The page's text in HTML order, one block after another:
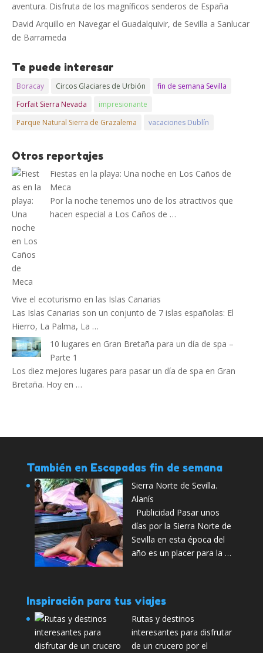
aventura. Disfruta de los magníficos senderos de España
David Arquillo en Navegar el Guadalquivir, de Sevilla a Sanlucar
de Barrameda
Te puede interesar
Boracay Circos Glaciares de Urbión
fin de semana Sevilla
Forfait Sierra Nevada
impresionante
Parque Natural Sierra de Grazalema
vacaciones Dublín
Otros reportajes
Fiestas en la playa: Una noche en Los Caños de
Meca
Por la noche tenemos uno de los atractivos que
hacen especial a Los Caños de …
Vive el ecoturismo en las Islas Canarias
Las Islas Canarias son un conjunto de 7 islas españolas: El
Hierro, La Palma, La …
10 lugares en Gran Bretaña para un día de spa –
Parte 1
Los diez mejores lugares para pasar un día de spa en Gran
Bretaña. Hoy en …
También en Escapadas fin de semana
Sierra Norte de Sevilla.
Alanís
Publicidad Pasar unos
días por la Sierra Norte de
Sevilla en esta época del
año es un placer para la …
Inspiración para tus viajes
Rutas y destinos
interesantes para disfrutar
de un crucero por el